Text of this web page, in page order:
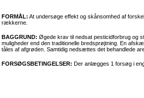
FORMÅL: At undersøge effekt og skånsomhed af
rækkerne.
BAGGRUND: Øgede krav til nedsat pesticidforbrug og
muligheder end den traditionelle bredsprøjtning. En
tåles af afgrøden. Samtidig nedsættes det behandlede
FORSØGSBETINGELSER: Der anlægges 1 forsøg i